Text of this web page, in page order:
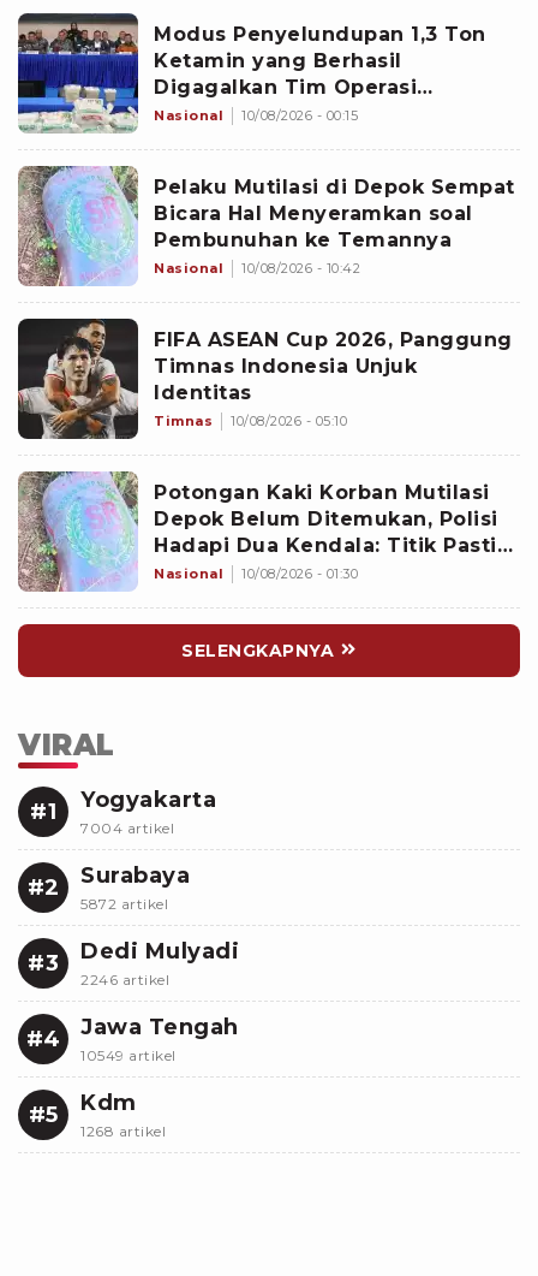
Modus Penyelundupan 1,3 Ton
Ketamin yang Berhasil
Digagalkan Tim Operasi
Gabungan di Perairan Natuna
Nasional 10/08/2026 - 00:15
Pelaku Mutilasi di Depok Sempat
Bicara Hal Menyeramkan soal
Pembunuhan ke Temannya
Nasional 10/08/2026 - 10:42
FIFA ASEAN Cup 2026, Panggung
Timnas Indonesia Unjuk
Identitas
Timnas 10/08/2026 - 05:10
Potongan Kaki Korban Mutilasi
Depok Belum Ditemukan, Polisi
Hadapi Dua Kendala: Titik Pasti
Tersangka Membuangnya dan
Nasional 10/08/2026 - 01:30
SELENGKAPNYA
VIRAL
#1 Yogyakarta
7004 artikel
#2 Surabaya
5872 artikel
#3 Dedi Mulyadi
2246 artikel
#4 Jawa Tengah
10549 artikel
#5 Kdm
1268 artikel